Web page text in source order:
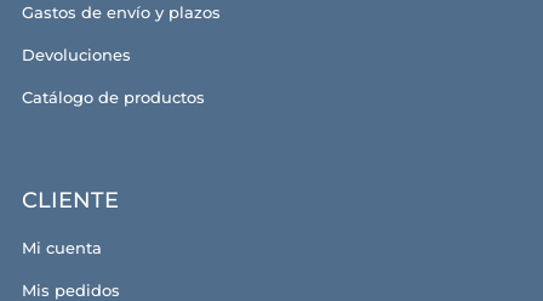
Gastos de envío y plazos
Devoluciones
Catálogo de productos
CLIENTE
Mi cuenta
Mis pedidos